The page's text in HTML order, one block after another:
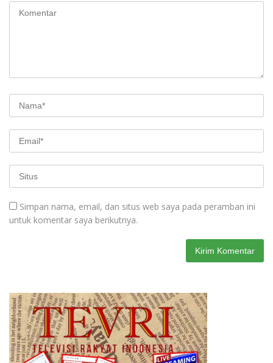
Simpan nama, email, dan situs web saya pada peramban ini
untuk komentar saya berikutnya.